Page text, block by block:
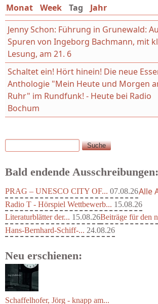
Monat Week Tag (aktiver Reiter)
Jahr
Jenny Schon: Führung in Grunewald:
Spuren von Ingeborg Bachmann, mit
Lesung, am 21. 6
Schaltet ein! Hört hinein! Die neue
Anthologie "Mein Heute und Morgen
Ruhr" im Rundfunk! - Heute bei Radio
Bochum
Suchformular
Suche
Bald endende Ausschreibungen:
PRAG – UNESCO CITY OF... 07.08.26
Radio T - Hörspiel Wettbewerb... 15.08.26
Literaturblätter der... 15.08.26Beiträge für den
Hans-Bernhard-Schiff-... 24.08.26
Alle
Neu erschienen: